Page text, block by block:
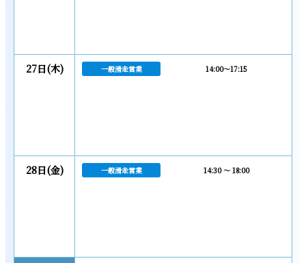
27日(木) 一般滑走営業 14:00～17:15
28日(金) 一般滑走営業 14:30 ～ 18:00